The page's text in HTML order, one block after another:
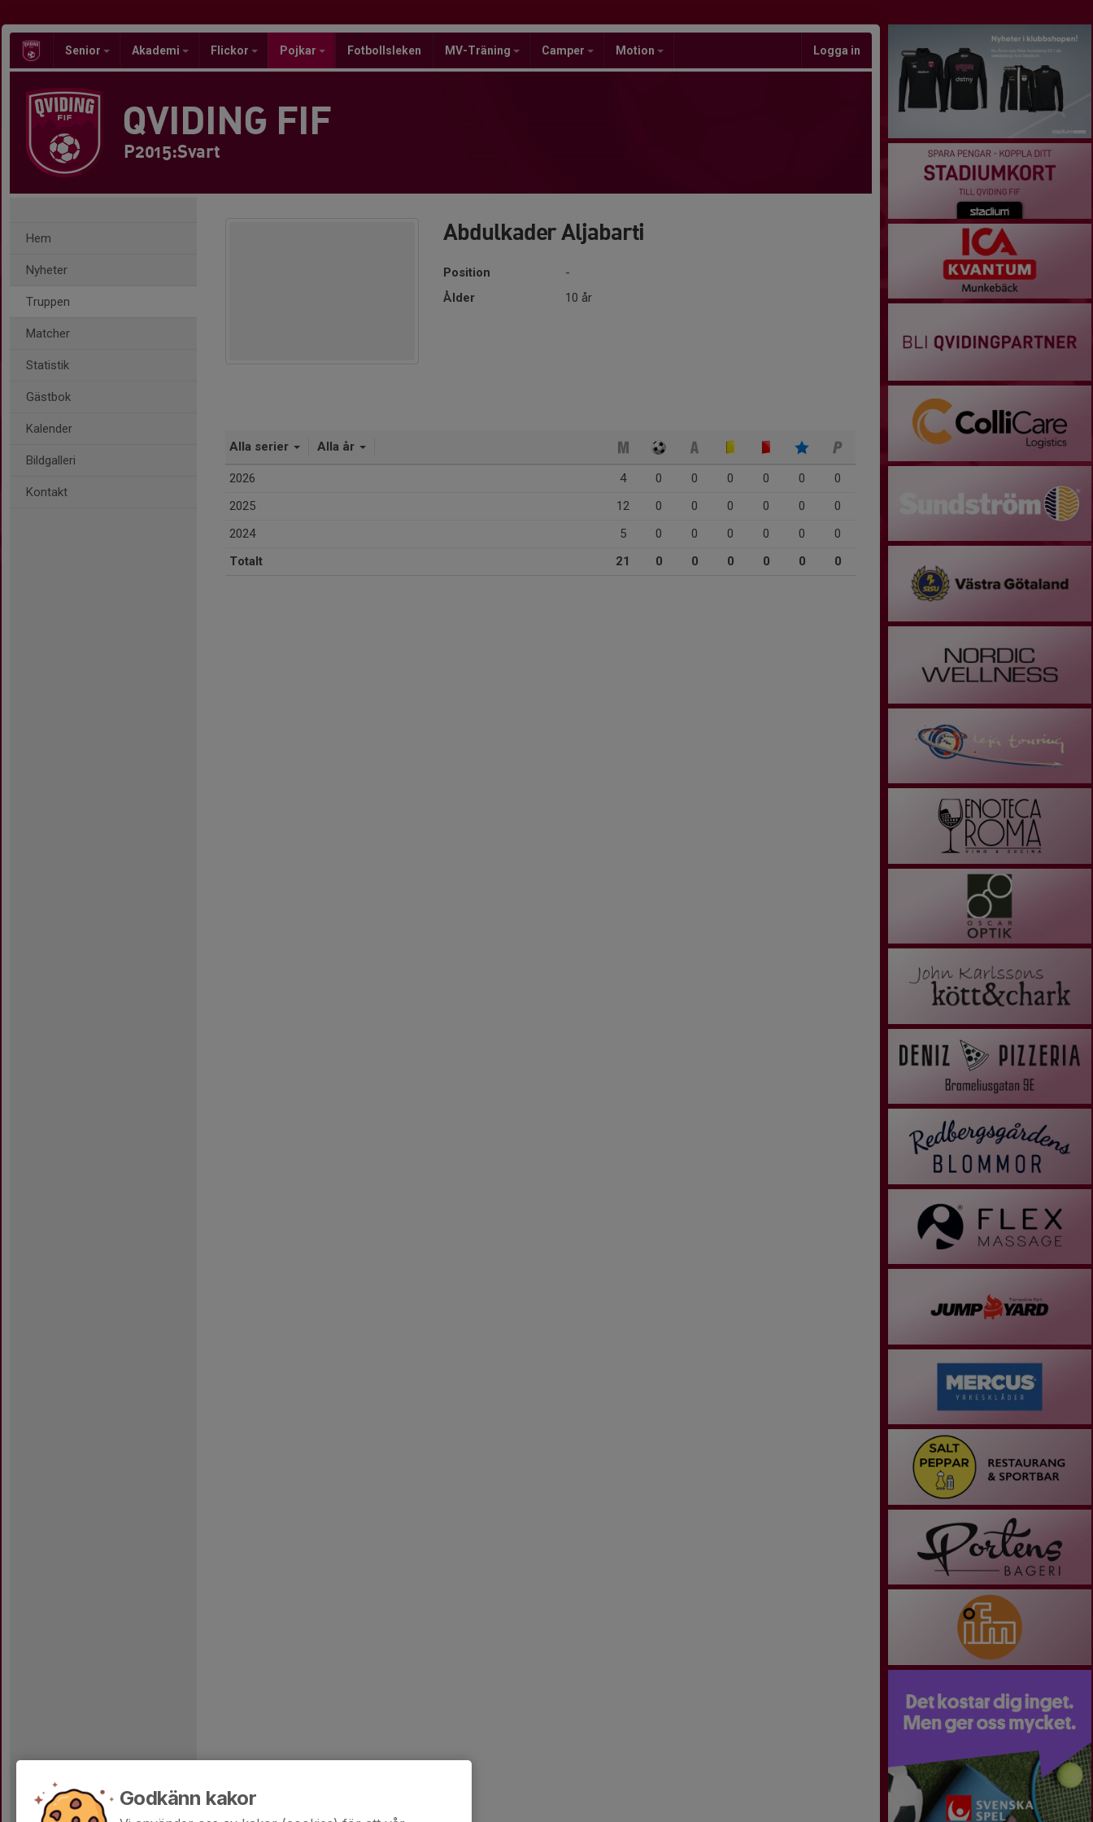
Senior Akademi Flickor Pojkar Fotbollsleken MV-Träning Camper Motion Logga in
QVIDING FIF
P2015:Svart
Hem
Nyheter
Truppen
Matcher
Statistik
Gästbok
Kalender
Bildgalleri
Kontakt
Abdulkader Aljabarti
Position
-
Ålder
10 år
Alla serier Alla år
2026 4 0 0 0 0 0
0
2025
12 0 0 0 0 0
0
2024
5 0 0 0 0 0
0
Totalt
21 0 0 0 0 0 0
Godkänn kakor